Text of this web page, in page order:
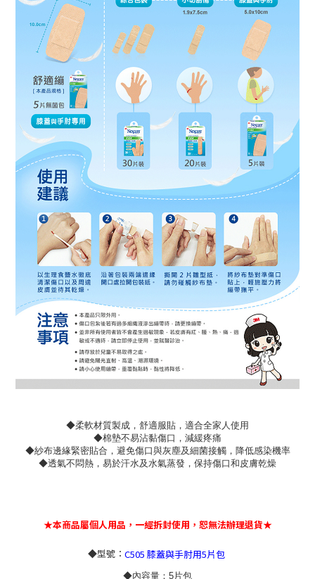
◆柔軟材質製成，舒適服貼，適合全家人使用
◆棉墊不易沾黏傷口，減緩疼痛
◆紗布邊緣緊密貼合，避免傷口與灰塵及細菌接觸，降低感染機率
◆透氣不悶熱，易於汗水及水氣蒸發，保持傷口和皮膚乾燥
★本商品屬個人用品，一經拆封使用，恕無法辦理退貨★
◆型號： C505 膝蓋與手肘用5片包
◆內容量：5片包